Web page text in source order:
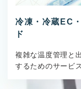
冷凍・冷蔵EC
ド
複雑な温度管理と
するためのサービ